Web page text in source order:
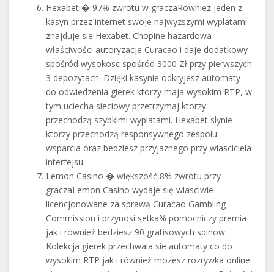
Hexabet � 97% zwrotu w graczaRowniez jeden z
kasyn przez internet swoje najwyzszymi wyplatami
znajduje sie Hexabet. Chopine hazardowa
właściwości autoryzacje Curacao i daje dodatkowy
spośród wysokosc spośród 3000 Zł przy pierwszych
3 depozytach. Dzięki kasynie odkryjesz automaty
do odwiedzenia gierek ktorzy maja wysokim RTP, w
tym uciecha sieciowy przetrzymaj ktorzy
przechodzą szybkimi wyplatami. Hexabet slynie
ktorzy przechodzą responsywnego zespolu
wsparcia oraz bedziesz przyjaznego przy wlasciciela
interfejsu.
Lemon Casino � większość,8% zwrotu przy
graczaLemon Casino wydaje się wlasciwie
licencjonowane za sprawą Curacao Gambling
Commission i przynosi setka% pomocniczy premia
jak i również bedziesz 90 gratisowych spinow.
Kolekcja gierek przechwala sie automaty co do
wysokim RTP jak i również mozesz rozrywka online